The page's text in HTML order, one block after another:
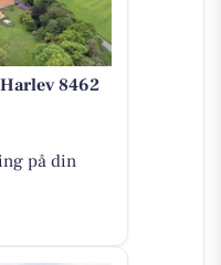
8462
på din